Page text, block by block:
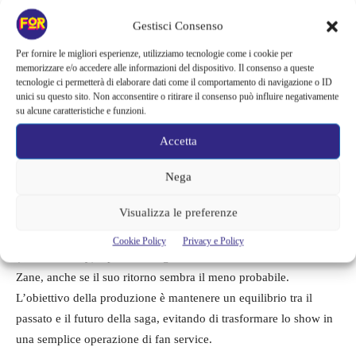
Gestisci Consenso
Per fornire le migliori esperienze, utilizziamo tecnologie come i cookie per
memorizzare e/o accedere alle informazioni del dispositivo. Il consenso a queste
tecnologie ci permetterà di elaborare dati come il comportamento di navigazione o ID
unici su questo sito. Non acconsentire o ritirare il consenso può influire negativamente
su alcune caratteristiche e funzioni.
Accetta
Nega
Visualizza le preferenze
Cookie Policy Privacy e Policy
Quali altri personaggi di
torneranno?
Aaron Korsh, creatore di Suits e produttore esecutivo di Suits LA
ha rivelato che Harvey non sarà l’unico volto familiare a fare la
originale”, ha dichiarato in un’intervista. Tuttavia, l’intento non è
quello di trasformare lo spin-off in una semplice celebrazione
nella nuova narrazione. I fan sperano di rivedere Mike Ross
(Patrick J. Adams), Louis Litt (Rick Hoffman), Donna Paulsen
Zane, anche se il suo ritorno sembra il meno probabile.
L’obiettivo della produzione è mantenere un equilibrio tra il
passato e il futuro della saga, evitando di trasformare lo show in
una semplice operazione di fan service.